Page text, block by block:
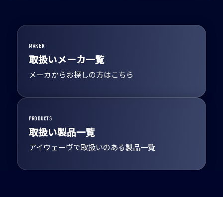
MAKER
取扱いメーカ一覧
メーカからお探しの方はこちら
PRODUCTS
取扱い製品一覧
アイウェーヴで取扱いのある製品一覧